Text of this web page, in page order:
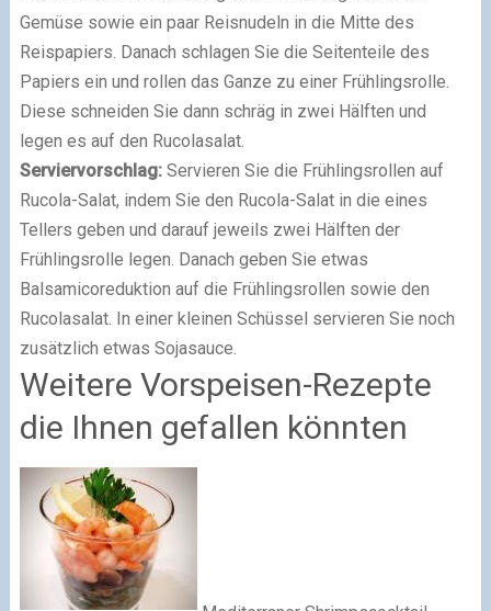
Gemüse sowie ein paar Reisnudeln in die Mitte des
Reispapiers. Danach schlagen Sie die Seitenteile des
Papiers ein und rollen das Ganze zu einer Frühlingsrolle.
Diese schneiden Sie dann schräg in zwei Hälften und
legen es auf den Rucolasalat.
Serviervorschlag:Servieren Sie die Frühlingsrollen auf
Rucola-Salat, indem Sie den Rucola-Salat in die eines
Tellers geben und darauf jeweils zwei Hälften der
Frühlingsrolle legen. Danach geben Sie etwas
Balsamicoreduktion auf die Frühlingsrollen sowie den
Rucolasalat. In einer kleinen Schüssel servieren Sie noch
zusätzlich etwas Sojasauce.
Weitere Vorspeisen-Rezepte
die Ihnen gefallen könnten